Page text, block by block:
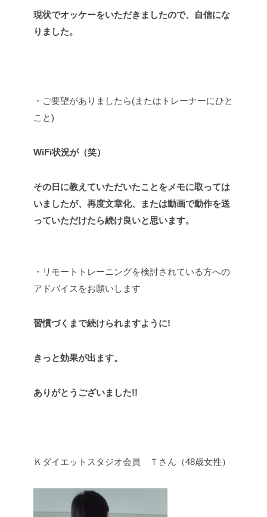
現状でオッケーをいただきましたので、自信にな
りました。
・ご要望がありましたら(またはトレーナーにひと
こと)
WiFi状況が（笑）
その日に教えていただいたことをメモに取っては
いましたが、再度文章化、または動画で動作を送
っていただけたら続け良いと思います。
・リモートトレーニングを検討されている方への
アドバイスをお願いします
習慣づくまで続けられますように!
きっと効果が出ます。
ありがとうございました!!
Ｋダイエットスタジオ会員 Ｔさん（48歳女性）